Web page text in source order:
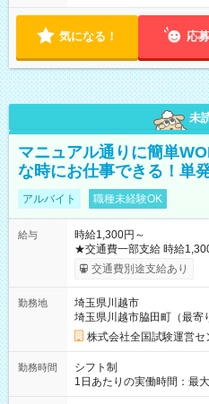
気になる！ 応
未
マニュアル通りに簡単
な時にお仕事できる！単
アルバイト 職種未経験OK
給与
時給1,300円～
★交通費一部支給 時給1,300円～ ※試験・役割により手当あり
※勤務回数により昇給あり
り！】 希望される場合、
例】 ・河合塾模擬試験
×8時間＝日収10,400円＋
円の場合あり ・国家試験
円（役割手当＋100円）×6時間
間】試用期間なし
交通費別途支給あり
勤務地
埼玉県川越市
埼玉県川越市脇田町（最寄
株式会社全国試験運営セ
勤務時間
シフト制
1日あたりの実働時間：最
間は 試験により異なりま